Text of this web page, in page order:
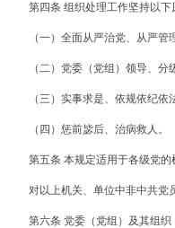
第四条 组织处理工作坚持以下
（一）全面从严治党、从严管
（二）党委（党组）领导、分
（三）实事求是、依规依纪依
（四）惩前毖后、治病救人。
第五条 本规定适用于各级党
对以上机关、单位中非中共党
第六条 党委（党组）及其组